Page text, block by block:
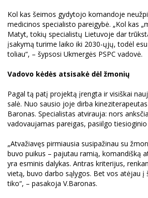
Kol kas šeimos gydytojo komandoje
medicinos specialisto pareigybė. „Kol kas
Matyt, tokių specialistų Lietuvoje dar
įsakymą turime laiko iki 2030-ųjų, todėl
toliau“, – šypsosi Ukmergės PSPC vadovė.
Vadovo kėdės atsisakė dėl žmonių
Pagal tą patį projektą įrengta ir visiškai
salė. Nuo sausio joje dirba
Baronas. Specialistas atvirauja: nors
vadovaujamas pareigas, pasiilgo
„Atvažiavęs pirmiausia susipažinau su
buvo puikus – pajutau ramią, komandišką
yra esminis dalykas. Antras kriterijus,
vietą, buvo darbo sąlygos. Bet vos atėjau į
tiko“, – pasakoja V.Baronas.